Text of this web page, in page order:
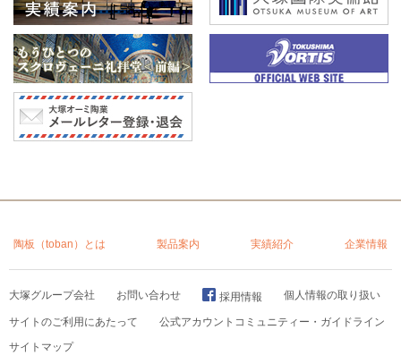
陶板（toban）とは 製品案内 実績紹介 企業情報
大塚グループ会社 お問い合わせ 採用情報 個人情報の取り扱い
サイトのご利用にあたって
公式アカウントコミュニティー・ガイドライン
サイトマップ